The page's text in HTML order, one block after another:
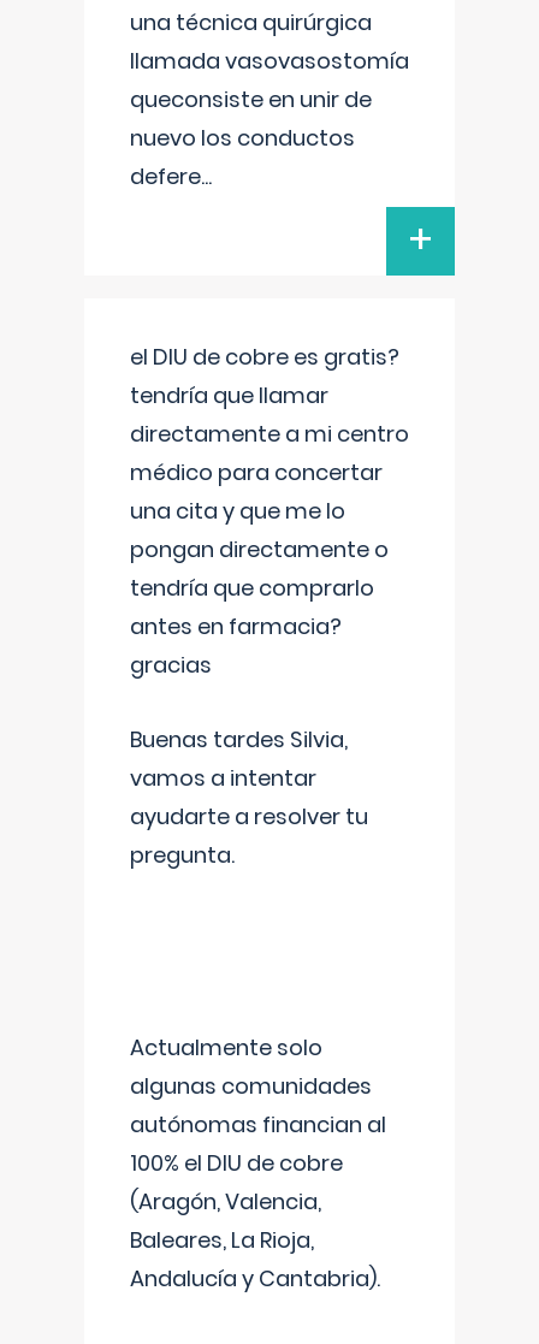
una técnica quirúrgica
llamada vasovasostomía
queconsiste en unir de
nuevo los conductos
defere...
+
el DIU de cobre es gratis?
tendría que llamar
directamente a mi centro
médico para concertar
una cita y que me lo
pongan directamente o
tendría que comprarlo
antes en farmacia?
gracias
Buenas tardes Silvia,
vamos a intentar
ayudarte a resolver tu
pregunta.
Actualmente solo
algunas comunidades
autónomas financian al
100% el DIU de cobre
(Aragón, Valencia,
Baleares, La Rioja,
Andalucía y Cantabria).